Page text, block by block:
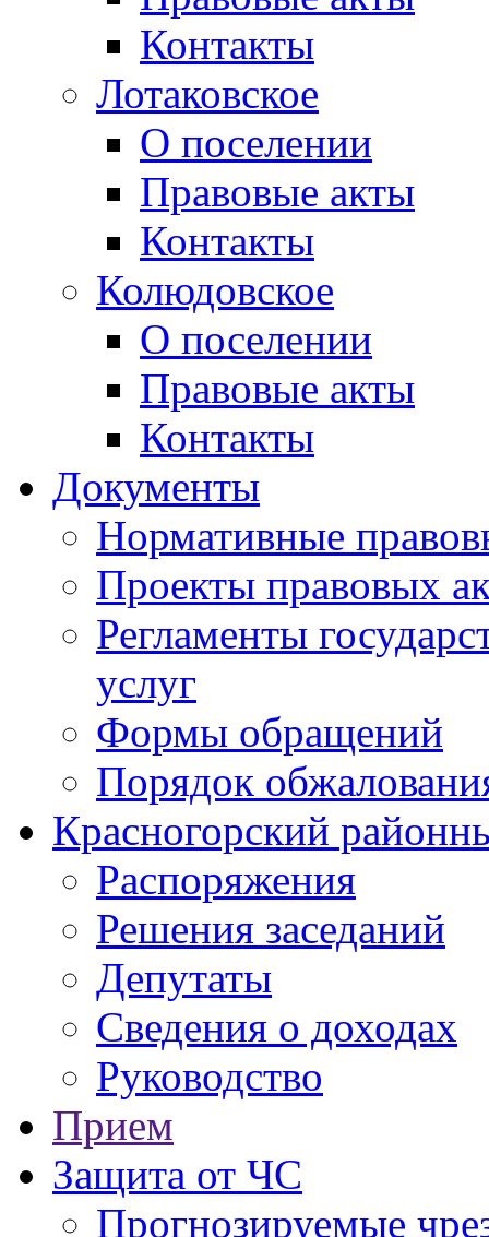
Контакты
Лотаковское
О поселении
Правовые акты
Контакты
Колюдовское
О поселении
Правовые акты
Контакты
Документы
Нормативные
Проекты правовых
Регламенты
услуг
Формы обращений
Порядок
Красногорский
Распоряжения
Решения заседаний
Депутаты
Сведения о доходах
Руководство
Прием
Защита от ЧС
Прогнозируемые